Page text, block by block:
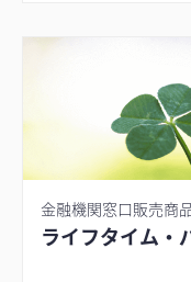
金融機関窓口販売商
ライフタイム・